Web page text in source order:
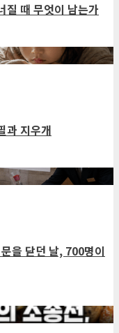
질 때 무엇이 남는가
과 지우개
을 닫던 날, 700명이